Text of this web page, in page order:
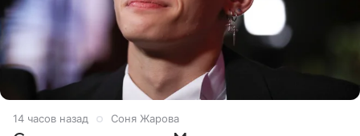
14 часов назад Соня Жарова